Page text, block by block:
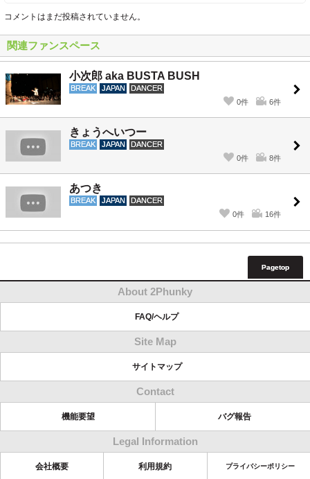
コメントはまだ投稿されていません。
関連ファンスペース
小次郎 aka BUSTA BUSH
BREAK JAPAN
DANCER
0件
6件
きょうへいつー
BREAK JAPAN
DANCER
0件
8件
あつき
BREAK JAPAN
DANCER
0件
16件
Pagetop
About 2Phunky
FAQ/ヘルプ
Site Map
サイトマップ
Contact
機能要望 バグ報告
Legal Information
会社概要 利用規約 プライバシーポリシー